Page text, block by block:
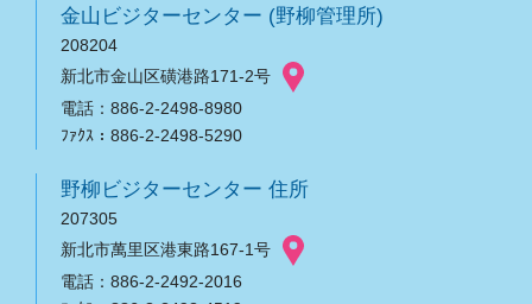
金山ビジターセンター (野柳管理所)
208204
新北市金山区磺港路171-2号
電話：886-2-2498-8980
ﾌｧｸｽ：886-2-2498-5290
野柳ビジターセンター 住所
207305
新北市萬里区港東路167-1号
電話：886-2-2492-2016